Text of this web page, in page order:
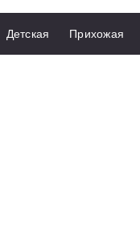
Детская Прихожая